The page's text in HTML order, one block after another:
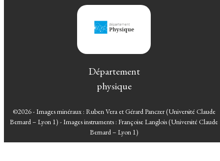
Département
physique
©2026 - Images minéraux : Ruben Vera et Gérard Panczer (Université Claude
Bernard – Lyon 1) - Images instruments : Françoise Langlois (Université Claude
Bernard – Lyon 1)